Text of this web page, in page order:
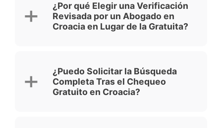
¿Por qué Elegir una Verificación
Revisada por un Abogado en
Croacia en Lugar de la Gratuita?
¿Puedo Solicitar la Búsqueda
Completa Tras el Chequeo
Gratuito en Croacia?